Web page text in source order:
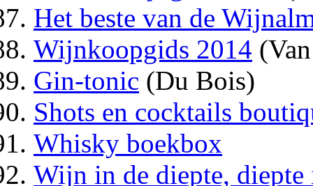
Het beste van de
Wijnkoopgids 2014
Gin-tonic (Du Bois)
Shots en cocktails
Whisky boekbox
Wijn in de diepte,